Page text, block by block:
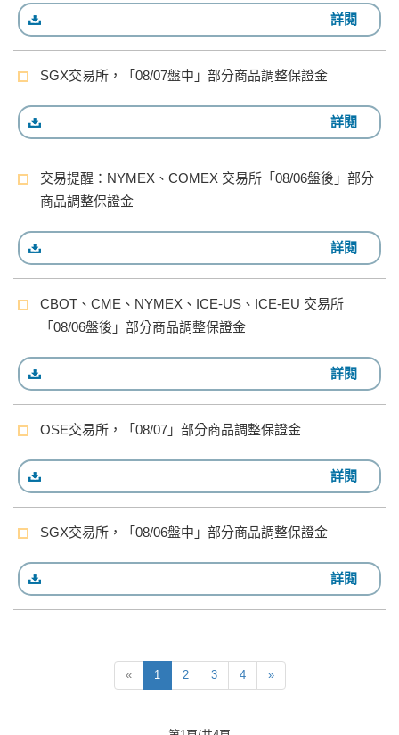
詳閱
SGX交易所，「08/07盤中」部分商品調整保證金
詳閱
交易提醒：NYMEX、COMEX 交易所「08/06盤後」部分
商品調整保證金
詳閱
CBOT、CME、NYMEX、ICE-US、ICE-EU 交易所
「08/06盤後」部分商品調整保證金
詳閱
OSE交易所，「08/07」部分商品調整保證金
詳閱
SGX交易所，「08/06盤中」部分商品調整保證金
詳閱
« 1 2 3 4 »